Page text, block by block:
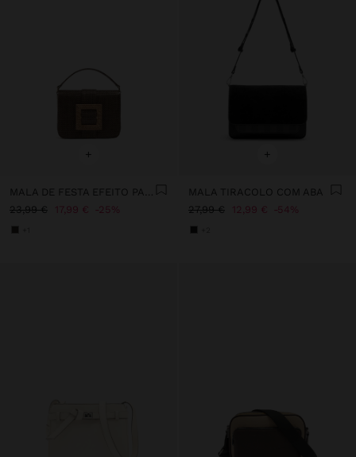
+
23,99 €
17,99 € 25%
+
MALA TIRACOLO COM ABA
27,99 €
12,99 € 54%